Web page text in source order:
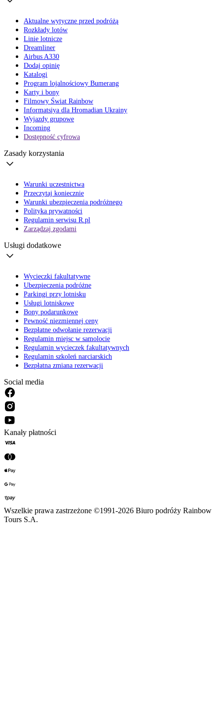
Aktualne wytyczne przed podróżą
Rozkłady lotów
Linie lotnicze
Dreamliner
Airbus A330
Dodaj opinię
Katalogi
Program lojalnościowy Bumerang
Karty i bony
Filmowy Świat Rainbow
Informatsiya dla Hromadian Ukrainy
Wyjazdy grupowe
Incoming
Dostępność cyfrowa
Zasady korzystania
Warunki uczestnictwa
Przeczytaj koniecznie
Warunki ubezpieczenia podróżnego
Polityka prywatności
Regulamin serwisu R.pl
Zarządzaj zgodami
Usługi dodatkowe
Wycieczki fakultatywne
Ubezpieczenia podróżne
Parkingi przy lotnisku
Usługi lotniskowe
Bony podarunkowe
Pewność niezmiennej ceny
Bezpłatne odwołanie rezerwacji
Regulamin miejsc w samolocie
Regulamin wycieczek fakultatywnych
Regulamin szkoleń narciarskich
Bezpłatna zmiana rezerwacji
Social media
Kanały płatności
Wszelkie prawa zastrzeżone ©1991-2026 Biuro podróży Rainbow
Tours S.A.